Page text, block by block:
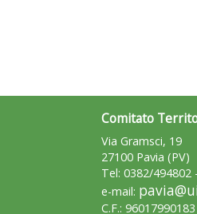
Comitato
Via Gramsci, 19
27100 Pavia (PV)
Tel: 0382/494802
e-mail:
C.F.: 96017990183